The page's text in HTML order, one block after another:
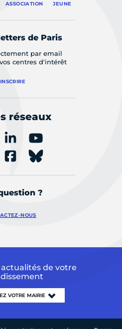
ASSOCIATION JEUNE
de Paris
par email
centres d'intérêt
réseaux
?
NOUS
de votre